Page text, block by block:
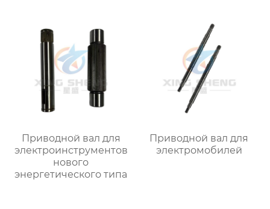
Приводной вал для
электроинструментов
нового
энергетического типа
Приводной вал для
электромобилей